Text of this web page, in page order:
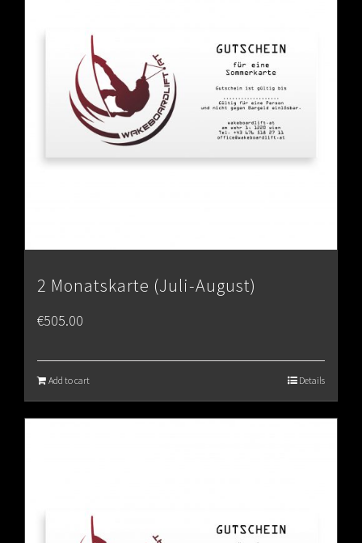
2 Monatskarte (Juli-August)
€505.00
Add to cart Details